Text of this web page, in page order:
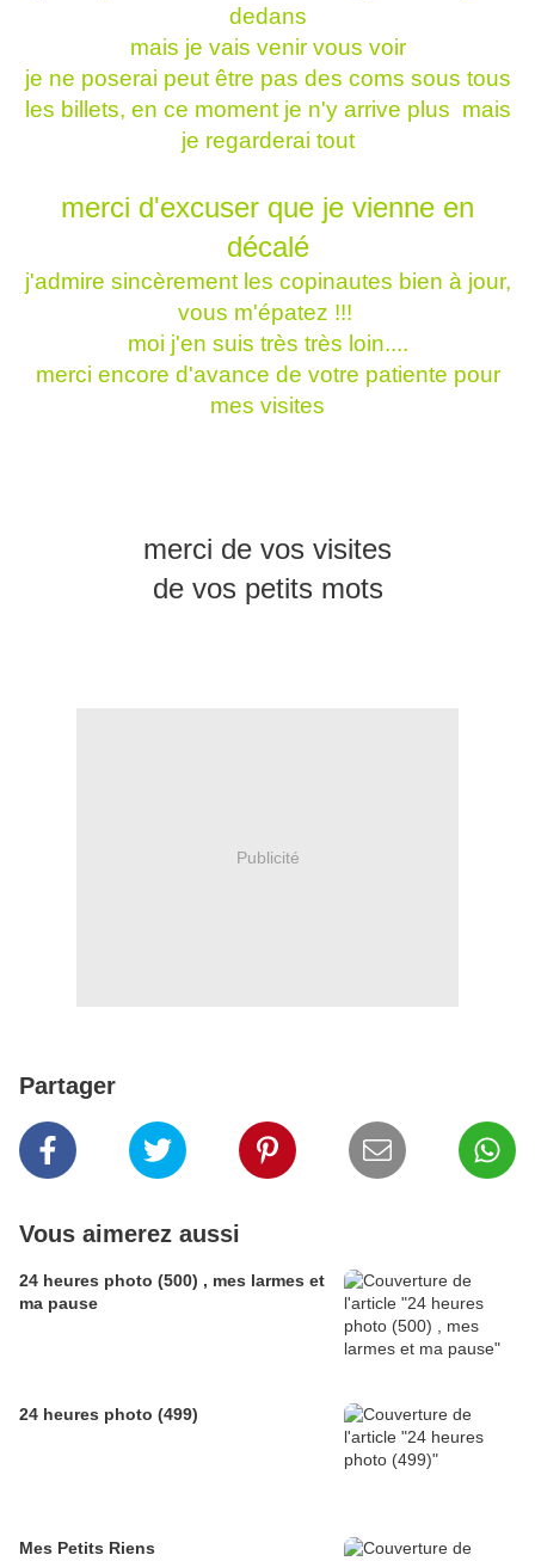
dedans
mais je vais venir vous voir
je ne poserai peut être pas des coms sous tous
les billets, en ce moment je n'y arrive plus mais
je regarderai tout
merci d'excuser que je vienne en
décalé
j'admire sincèrement les copinautes bien à jour,
vous m'épatez !!!
moi j'en suis très très loin....
merci encore d'avance de votre patiente pour
mes visites
merci de vos visites
de vos petits mots
Publicité
Partager
Vous aimerez aussi
24 heures photo (500) , mes larmes et
ma pause
24 heures photo (499)
Mes Petits Riens